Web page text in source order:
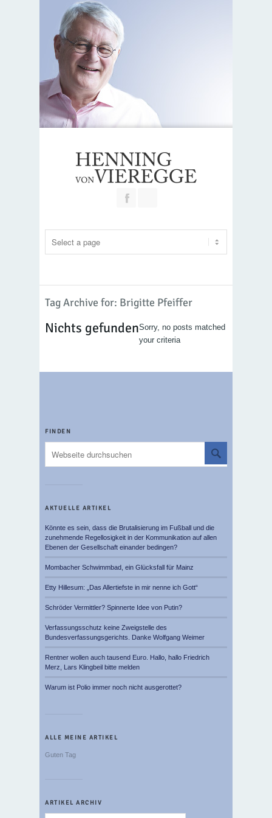
Tag Archive for: Brigitte Pfeiffer
Nichts gefundenSorry, no posts matched
your criteria
FINDEN
AKTUELLE ARTIKEL
Könnte es sein, dass die Brutalisierung im Fußball und die
zunehmende Regellosigkeit in der Kommunikation auf allen
Ebenen der Gesellschaft einander bedingen?
Mombacher Schwimmbad, ein Glücksfall für Mainz
Etty Hillesum: „Das Allertiefste in mir nenne ich Gott“
Schröder Vermittler? Spinnerte Idee von Putin?
Verfassungsschutz keine Zweigstelle des
Bundesverfassungsgerichts. Danke Wolfgang Weimer
Rentner wollen auch tausend Euro. Hallo, hallo Friedrich
Merz, Lars Klingbeil bitte melden
Warum ist Polio immer noch nicht ausgerottet?
ALLE MEINE ARTIKEL
Guten Tag
ARTIKEL ARCHIV